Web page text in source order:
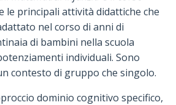
le principali attività didattiche che
nel corso di anni di
di bambini nella scuola
individuali. Sono
contesto di gruppo che singolo.
dominio cognitivo specifico,